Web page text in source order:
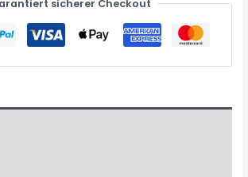
sicherer Checkout